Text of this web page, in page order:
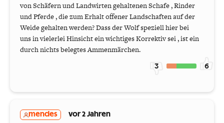
von Schäfern und Landwirten gehaltenen Schafe , Rinder
und Pferde , die zum Erhalt offener Landschaften auf der
Weide gehalten werden? Dass der Wolf speziell hier bei
uns in vielerlei Hinsicht ein wichtiges Korrektiv sei , ist ein
durch nichts belegtes Ammenmärchen.
3 6
mendes vor 2 Jahren